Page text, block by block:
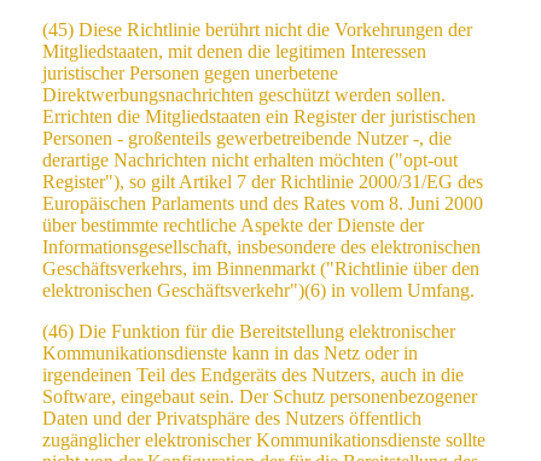
(45) Diese Richtlinie berührt nicht die Vorkehrungen der
Mitgliedstaaten, mit denen die legitimen Interessen
juristischer Personen gegen unerbetene
Direktwerbungsnachrichten geschützt werden sollen.
Errichten die Mitgliedstaaten ein Register der juristischen
Personen - großenteils gewerbetreibende Nutzer -, die
derartige Nachrichten nicht erhalten möchten ("opt-out
Register"), so gilt Artikel 7 der Richtlinie 2000/31/EG des
Europäischen Parlaments und des Rates vom 8. Juni 2000
über bestimmte rechtliche Aspekte der Dienste der
Informationsgesellschaft, insbesondere des elektronischen
Geschäftsverkehrs, im Binnenmarkt ("Richtlinie über den
elektronischen Geschäftsverkehr")(6) in vollem Umfang.
(46) Die Funktion für die Bereitstellung elektronischer
Kommunikationsdienste kann in das Netz oder in
irgendeinen Teil des Endgeräts des Nutzers, auch in die
Software, eingebaut sein. Der Schutz personenbezogener
Daten und der Privatsphäre des Nutzers öffentlich
zugänglicher elektronischer Kommunikationsdienste sollte